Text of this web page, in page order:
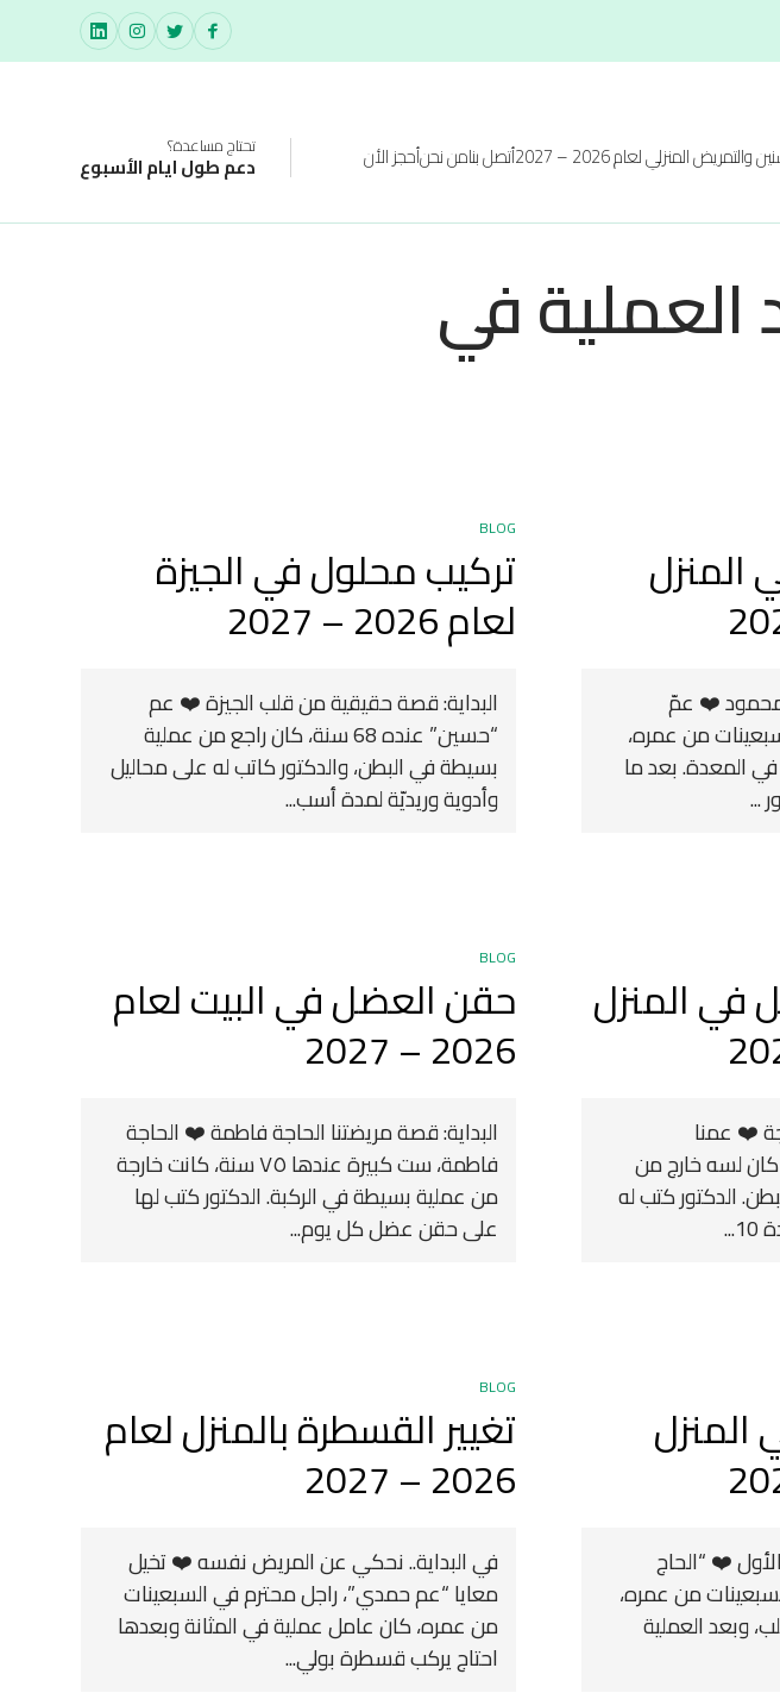
المنزلي لعام 2026 – 2027 أتصل بنامن نحنأحجز الأن تحتاج مساعدة؟
دعم طول ايام الأسبوع
العملية في
المنزل
محمود ❤️ عمّ
من عمره،
المعدة. بعد ما
...
BLOG
تركيب محلول في الجيزة
لعام 2026 – 2027
البداية: قصة حقيقية من قلب الجيزة ❤️ عم
“حسين” عنده 68 سنة، كان راجع من عملية
بسيطة في البطن، والدكتور كاتب له على محاليل
وأدوية وريديّة لمدة أسب...
المنزل
❤️ عمنا
عنده 68 سنة، كان لسه خارج من
الدكتور كتب له
BLOG
حقن العضل في البيت لعام
2026 – 2027
البداية: قصة مريضتنا الحاجة فاطمة ❤️ الحاجة
فاطمة، ست كبيرة عندها ٧٥ سنة، كانت خارجة
من عملية بسيطة في الركبة. الدكتور كتب لها
على حقن عضل كل يوم...
المنزل
❤️ “الحاج
من عمره،
وبعد العملية
BLOG
تغيير القسطرة بالمنزل لعام
2026 – 2027
في البداية.. نحكي عن المريض نفسه ❤️ تخيل
معايا “عم حمدي”، راجل محترم في السبعينات
من عمره، كان عامل عملية في المثانة وبعدها
احتاج يركب قسطرة بولي...